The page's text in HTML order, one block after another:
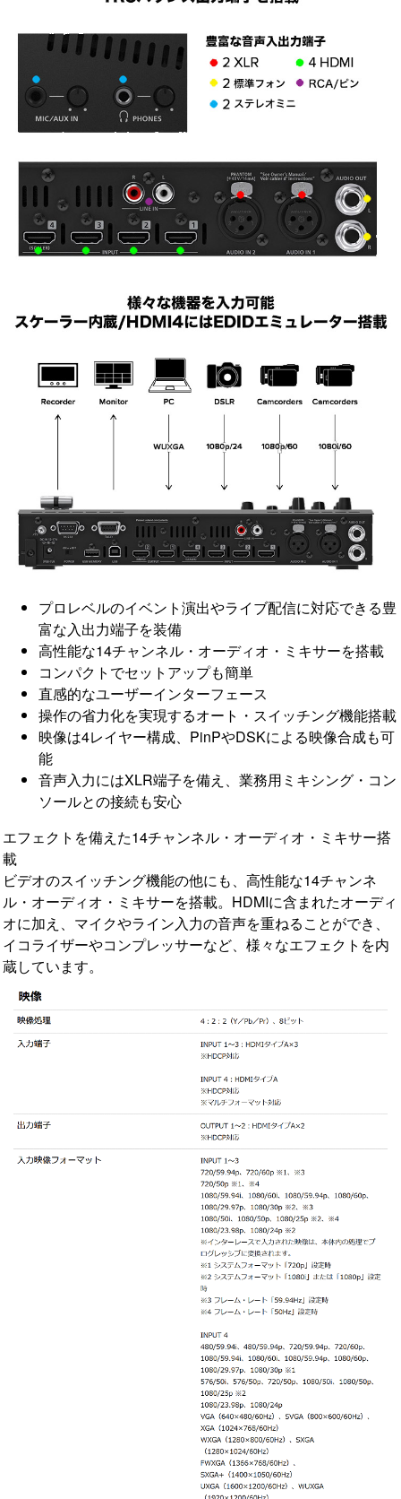
プロレベルのイベント演出やライブ配信に対応できる豊
富な入出力端子を装備
高性能な14チャンネル・オーディオ・ミキサーを搭載
コンパクトでセットアップも簡単
直感的なユーザーインターフェース
操作の省力化を実現するオート・スイッチング機能搭載
映像は4レイヤー構成、PinPやDSKによる映像合成も可
能
音声入力にはXLR端子を備え、業務用ミキシング・コン
ソールとの接続も安心
エフェクトを備えた14チャンネル・オーディオ・ミキサー搭
載
ビデオのスイッチング機能の他にも、高性能な14チャンネ
ル・オーディオ・ミキサーを搭載。HDMIに含まれたオーディ
オに加え、マイクやライン入力の音声を重ねることができ、
イコライザーやコンプレッサーなど、様々なエフェクトを内
蔵しています。